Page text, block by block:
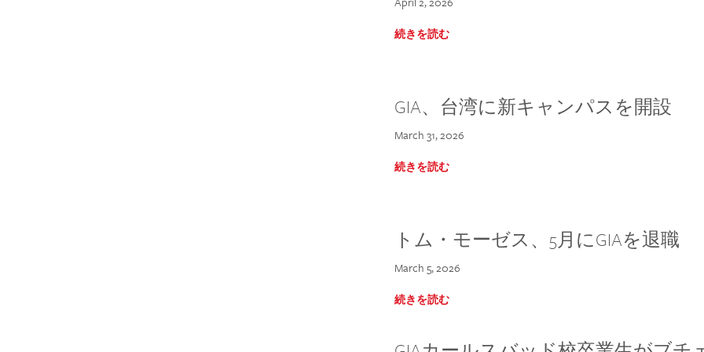
続きを読む
GIA、台湾に新キャンパスを開設
March 31, 2026
続きを読む
トム・モーゼス、5月にGIAを退職
March 5, 2026
続きを読む